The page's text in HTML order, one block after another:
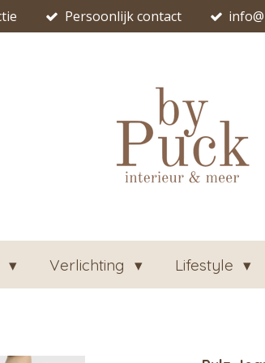
Persoonlijk contact
Verlichting Lifestyle